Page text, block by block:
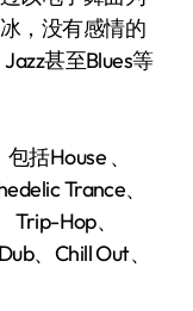
，没有感情的
甚至Blues等
括House 、
Trance、
Hop、
、Chill Out、